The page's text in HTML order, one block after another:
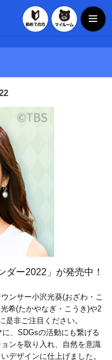
初めての方マイルー
ダー2022」が発売中！
ンサー小沢光葵(おざわ・こ
希(たかやなぎ・こうき)や2
是非ご注目ください。
、SDGsの活動にも繋げる
ンを取り入れ、自然を意識
デザインに仕上げました。